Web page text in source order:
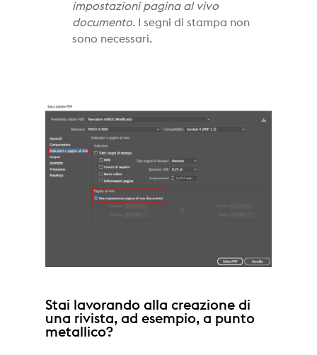
impostazioni pagina al vivo
documento. I segni di stampa non
sono necessari.
Stai lavorando alla creazione di
una rivista, ad esempio, a punto
metallico?